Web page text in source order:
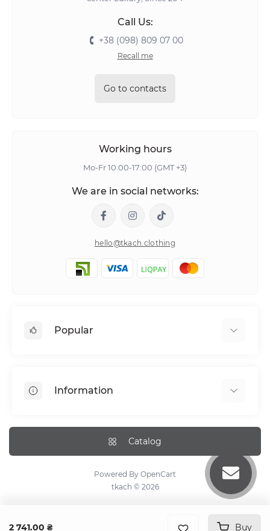
2 741.00 ₴ Buy
Call Us:
+38 (098) 809 07 00
Recall me
Go to contacts
Working hours
Mo-Fr 10:00-17:00 (GMT +3)
We are in social networks:
hello@tkach.clothing
Popular
Elastic band bedding sheets
Information
Delivery Information
Сare recommendations
Terms & Conditions
Catalog
Powered By OpenCart
tkach © 2026